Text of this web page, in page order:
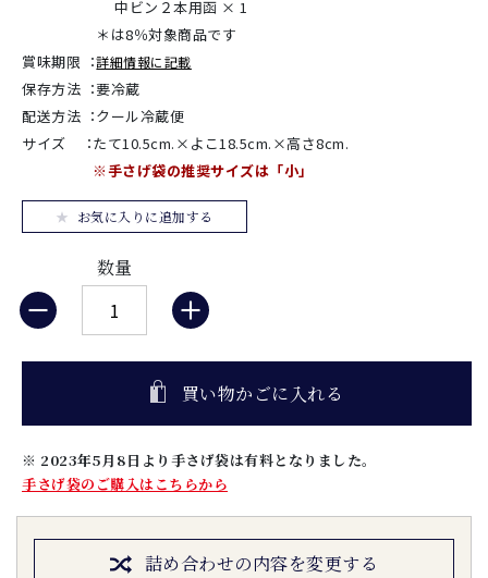
中ビン２本用函 × 1
＊は8％対象商品です
賞味期限 ：詳細情報に記載
保存方法 ：要冷蔵
配送方法 ：クール冷蔵便
サイズ
：たて10.5cm.×よこ18.5cm.×高さ8cm.
※手さげ袋の推奨サイズは「小」
お気に入りに追加する
数量
買い物かごに入れる
※ 2023年5月8日より手さげ袋は有料となりました。
手さげ袋のご購入はこちらから
詰め合わせの内容を変更する